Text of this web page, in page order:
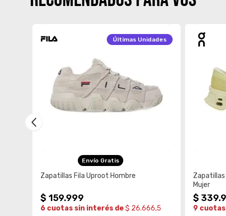
Últimas Unidades
Envío Gratis
Zapatillas Fila Uproot Hombre
$ 159.999
6 cuotas sin interés de $ 26.666,5
Zapatillas
Mujer
$ 339.
9